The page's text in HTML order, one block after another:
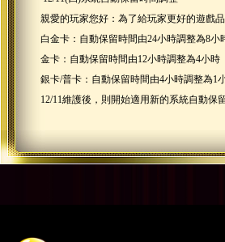
親愛的玩家您好：為了給玩家更好的遊戲
白金卡：自動保留時間由24小時調整為8小
金卡：自動保留時間由12小時調整為4小時
銀卡/普卡：自動保留時間由4小時調整為1
12/11維護後，則開始適用新的系統自動